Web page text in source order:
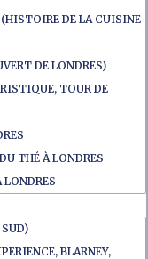
DE LA CUISINE
DE LONDRES)
TOUR DE
THÉ À LONDRES
BLARNEY,